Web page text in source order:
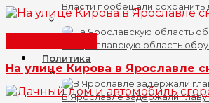
Власти пообещали
На Ярославскую область
Политика
В Ярославле задержали
На улице Кирова в Ярославле